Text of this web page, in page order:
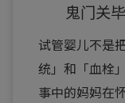
鬼门关
试管婴儿不是
统」和「血栓
事中的妈妈在